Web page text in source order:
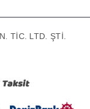
TİC. LTD. ŞTİ.